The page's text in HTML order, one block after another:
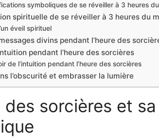
symboliques de se réveiller à 3 heures
spirituelle de se réveiller à 3 heures du
éveil spirituel
divins pendant l’heure des
pendant l’heure des sorcières
de l’intuition pendant l’heure des sorcières
l’obscurité et embrasser la lumière
des sorcières et